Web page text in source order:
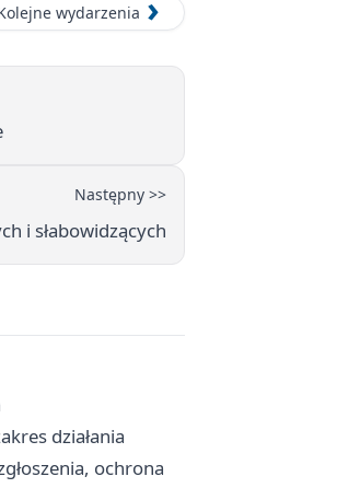
wydarzenia
Następny >>
i słabowidzących
działania
ochrona